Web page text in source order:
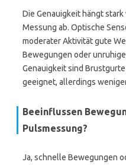
Die Genauigkeit hängt
Messung ab. Optische
moderater Aktivität gute
Bewegungen oder
Genauigkeit sind
geeignet, allerdings
Beeinflussen
Pulsmessung?
Ja, schnelle Bewegungen